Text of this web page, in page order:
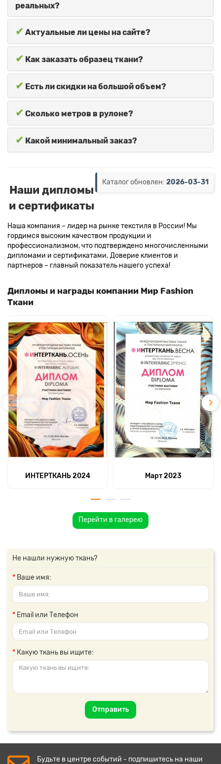
реальных?
✔ Актуальные ли цены на сайте?
✔ Как заказать образец ткани?
✔ Есть ли скидки на большой объем?
✔ Сколько метров в рулоне?
✔ Какой минимальный заказ?
Каталог обновлен: 2026-03-31
Наши дипломы
и сертификаты
Наша компания – лидер на рынке текстиля в России! Мы
гордимся высоким качеством продукции и
профессионализмом, что подтверждено многочисленными
дипломами и сертификатами. Доверие клиентов и
партнеров – главный показатель нашего успеха!
Дипломы и награды компании Мир Fashion
Ткани
ИНТЕРТКАНЬ 2024 Март 2023
Перейти в галерею
Не нашли нужную ткань?
Ваше имя:
Email или Телефон
Какую ткань вы ищите:
Отправить
Будьте в центре событий - подпишитесь на наши